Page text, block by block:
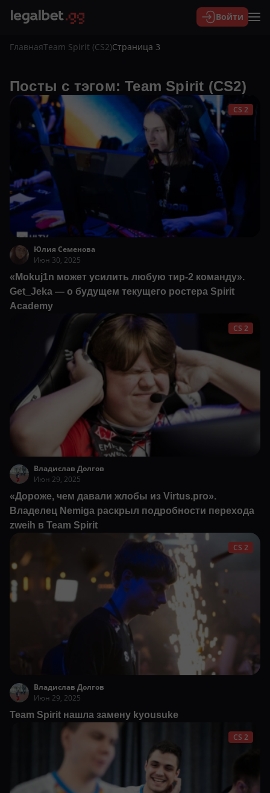
Войти
ГлавнаяTeam Spirit (CS2)Страница 3
Посты с тэгом: Team Spirit (CS2)
CS 2
Юлия Семенова
Июн 30, 2025
«Mokuj1n может усилить любую тир-2 команду».
Get_Jeka — о будущем текущего ростера Spirit
Academy
CS 2
Владислав Долгов
Июн 29, 2025
«Дороже, чем давали жлобы из Virtus.pro».
Владелец Nemiga раскрыл подробности перехода
zweih в Team Spirit
CS 2
Владислав Долгов
Июн 29, 2025
Team Spirit нашла замену kyousuke
CS 2